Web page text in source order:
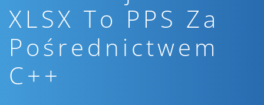
XLSX To PPS Za
Pośrednictwem
C++